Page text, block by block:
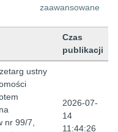
zaawansowane
Czas
publikacji
ustny
nr 99/7,
2026-07-
14
11:44:26